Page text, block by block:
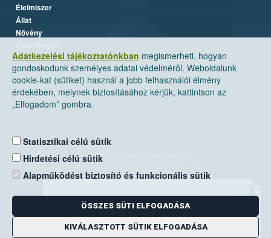
Adatkezelési tájékoztatónkban megismerheti, hogyan
gondoskodunk személyes adatai védelméről. Weboldalunk
cookie-kat (sütiket) használ a jobb felhasználói élmény
érdekében, melynek biztosításához kérjük, kattintson az
„Elfogadom” gombra.
Statisztikai célú sütik
Hirdetési célú sütik
Alapműködést biztosító és funkcionális sütik
ÖSSZES SÜTI ELFOGADÁSA
KIVÁLASZTOTT SÜTIK ELFOGADÁSA
Élelmiszer
Állat
Növény
Nemzeti Élelmiszerlánc-biztonsági Hivatal
Levelezési cím: 1525 Budapest. Pf. 30.
E-mail:ugyfelszolgalat@nebih.gov.hu
Zöld szám: 06-80/263-244
Telefon: 06-1/ 336-9000